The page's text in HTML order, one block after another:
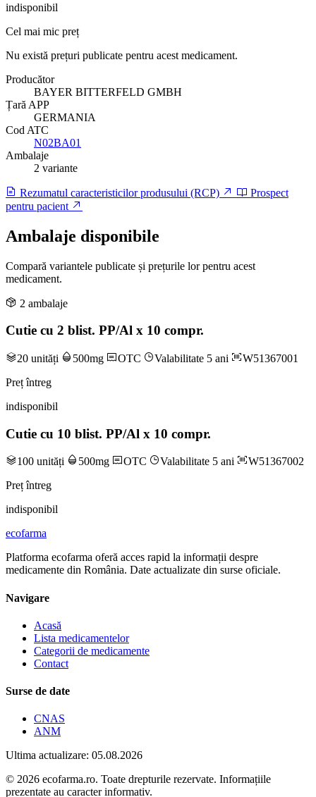
indisponibil
Cel mai mic preț
Nu există prețuri publicate pentru acest medicament.
Producător
BAYER BITTERFELD GMBH
Țară APP
GERMANIA
Cod ATC
N02BA01
Ambalaje
2 variante
Rezumatul caracteristicilor produsului (RCP)
Prospect
pentru pacient
Ambalaje disponibile
Compară variantele publicate și prețurile lor pentru acest
medicament.
2 ambalaje
Cutie cu 2 blist. PP/Al x 10 compr.
20 unități 500mg OTC Valabilitate 5 ani
W51367001
Preț întreg
indisponibil
Cutie cu 10 blist. PP/Al x 10 compr.
100 unități 500mg OTC Valabilitate 5 ani
W51367002
Preț întreg
indisponibil
ecofarma
Platforma ecofarma oferă acces rapid la informații despre
medicamente din România. Date actualizate din surse oficiale.
Navigare
Acasă
Lista medicamentelor
Categorii de medicamente
Contact
Surse de date
CNAS
ANM
Ultima actualizare: 05.08.2026
© 2026 ecofarma.ro. Toate drepturile rezervate. Informațiile
prezentate au caracter informativ.